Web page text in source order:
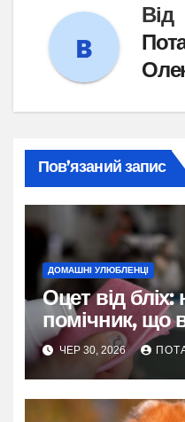
Від
Пов’язаний запис
ДОМАШНІ УЛЮБЛЕНЦІ
Оцет від
помічник, що
паразитів,
розумного
ЧЕР 30, 2026